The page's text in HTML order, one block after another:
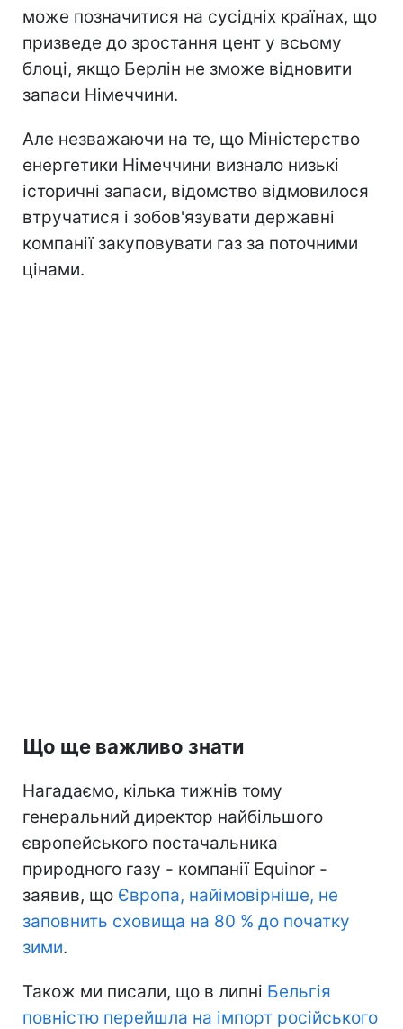
може позначитися на сусідніх країнах, що
призведе до зростання цент у всьому
блоці, якщо Берлін не зможе відновити
запаси Німеччини.
Але незважаючи на те, що Міністерство
енергетики Німеччини визнало низькі
історичні запаси, відомство відмовилося
втручатися і зобов'язувати державні
компанії закуповувати газ за поточними
цінами.
Що ще важливо знати
Нагадаємо, кілька тижнів тому
генеральний директор найбільшого
європейського постачальника
природного газу - компанії Equinor -
заявив, що Європа, найімовірніше, не
заповнить сховища на 80 % до початку
зими.
Також ми писали, що в липні Бельгія
повністю перейшла на імпорт російського